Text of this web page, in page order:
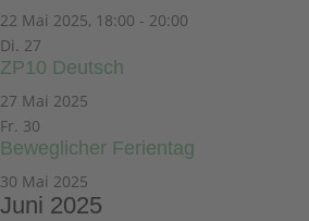
22 Mai 2025, 18:00 - 20:00
Di. 27
ZP10 Deutsch
27 Mai 2025
Fr. 30
Beweglicher Ferientag
30 Mai 2025
Juni 2025